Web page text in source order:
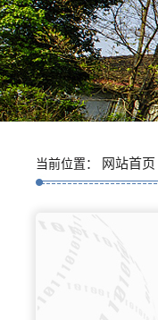
当前位置： 网站首页